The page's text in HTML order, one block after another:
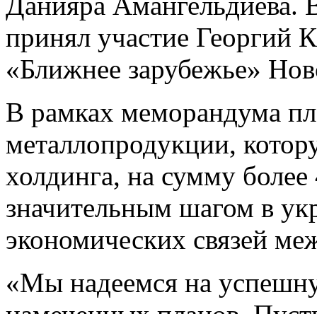
принял участие Георгий
«Ближнее зарубежье»
В рамках меморандума
металлопродукции,
холдинга, на сумму
значительным шагом в
экономических связей
«Мы надеемся на